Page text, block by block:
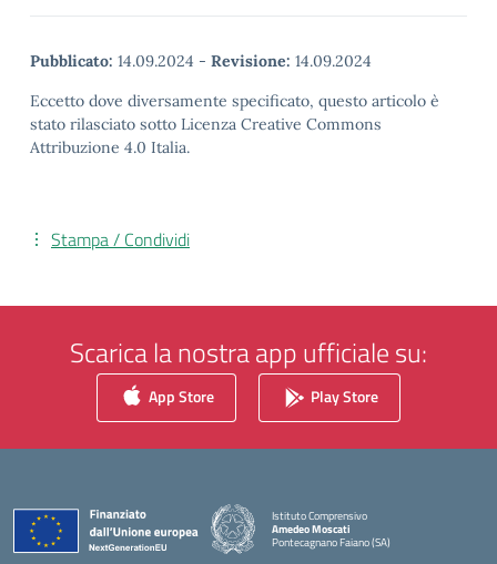
Pubblicato: 14.09.2024 - Revisione: 14.09.2024
Eccetto dove diversamente specificato, questo articolo è
stato rilasciato sotto Licenza Creative Commons
Attribuzione 4.0 Italia.
Stampa / Condividi
Scarica la nostra app ufficiale su:
App Store Play Store
Istituto Comprensivo
Amedeo Moscati
Pontecagnano Faiano (SA)
— Visita la pagina iniziale della scuola